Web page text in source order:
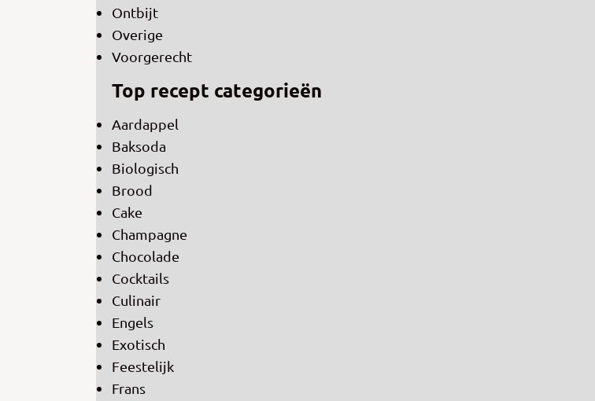
Ontbijt
Overige
Voorgerecht
Top recept categorieën
Aardappel
Baksoda
Biologisch
Brood
Cake
Champagne
Chocolade
Cocktails
Culinair
Engels
Exotisch
Feestelijk
Frans